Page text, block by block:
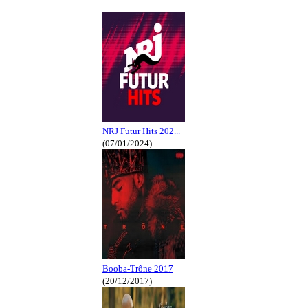
NRJ Futur Hits 202...
(07/01/2024)
Booba-Trône 2017
(20/12/2017)